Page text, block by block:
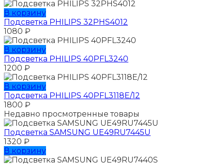
В корзину
Подсветка PHILIPS 32PHS4012
1080 ₽
В корзину
Подсветка PHILIPS 40PFL3240
1200 ₽
В корзину
Подсветка PHILIPS 40PFL3118E/12
1800 ₽
Недавно просмотренные товары
Подсветка SAMSUNG UЕ49RU7445U
1320 ₽
В корзину